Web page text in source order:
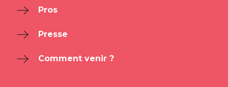
Pros
Presse
Comment venir ?